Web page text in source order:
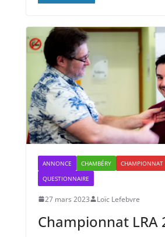
ANNONCE CHAMBÉRY
CHAMPIONNAT
QUESTIONNAIRE
27 mars 2023 Loïc Lefebvre
Championnat LRA